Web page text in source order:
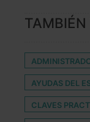
TAMBIÉN
AYUDAS DEL
CLAVES